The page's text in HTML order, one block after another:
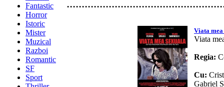
Fantastic
Horror
Istoric
Mister
Muzical
Razboi
Romantic
SF
Sport
Viata
Viata
Regia:
Cu:
Gabriel